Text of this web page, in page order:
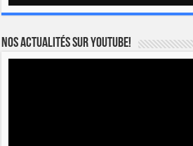
Nos actualités sur YOUTUBE!